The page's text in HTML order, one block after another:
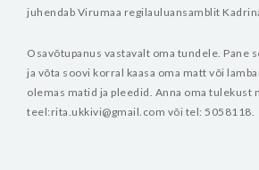
juhendab Virumaa regilauluansamblit
Osavõtupanus vastavalt oma tundele. Pane
ja võta soovi korral kaasa oma matt või
olemas matid ja pleedid. Anna oma tulekust
teel:rita.ukkivi@gmail.com või tel: 5058118.